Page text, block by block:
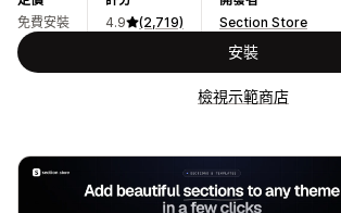
免費安裝
4.9
(2,719)
Section Store
安裝
檢視示範商店